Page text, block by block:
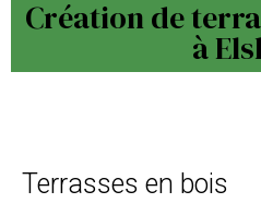
Création de
à
Terrasses en bois